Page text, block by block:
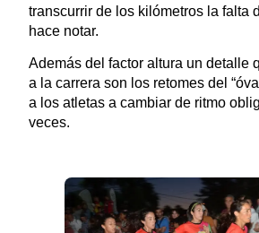
transcurrir de los kilómetros la falta
hace notar.
Además del factor altura un detalle
a la carrera son los retomes del
a los atletas a cambiar de ritmo
veces.